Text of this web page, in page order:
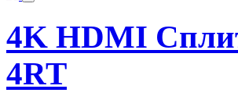
4K HDMI
4RT